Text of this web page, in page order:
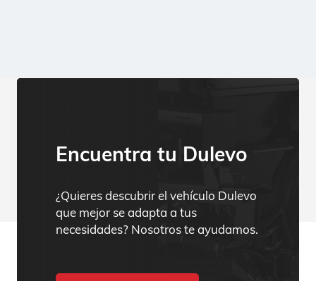
Encuentra tu Dulevo
¿Quieres descubrir el vehículo Dulevo
que mejor se adapta a tus
necesidades? Nosotros te ayudamos.